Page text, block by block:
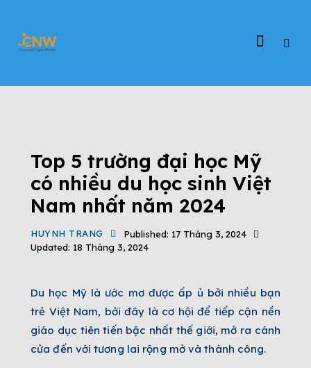
Top 5 trường đại học Mỹ
có nhiều du học sinh Việt
Nam nhất năm 2024
HUYNH TRANG Published: 17 Tháng 3, 2024
Updated: 18 Tháng 3, 2024
Du học Mỹ là ước mơ được ấp ủ bởi nhiều bạn
trẻ Việt Nam, bởi đây là cơ hội để tiếp cận nền
giáo dục tiên tiến bậc nhất thế giới, mở ra cánh
cửa đến với tương lai rộng mở và thành công.